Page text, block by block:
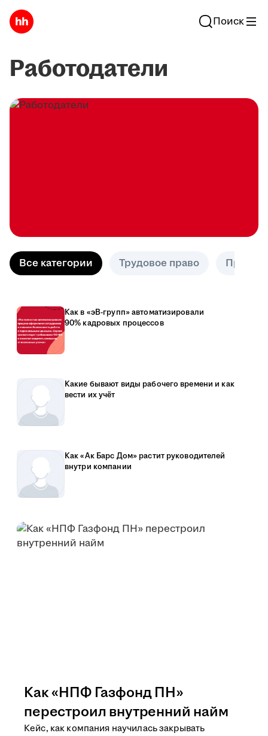
Поиск
Работодатели
Все категории Трудовое право
Как в «эВ-групп» автоматизировали
90% кадровых процессов
Какие бывают виды рабочего времени и как
вести их учёт
Как «Ак Барс Дом» растит руководителей
внутри компании
Как «НПФ Газфонд ПН»
перестроил внутренний найм
Кейс, как компания научилась закрывать